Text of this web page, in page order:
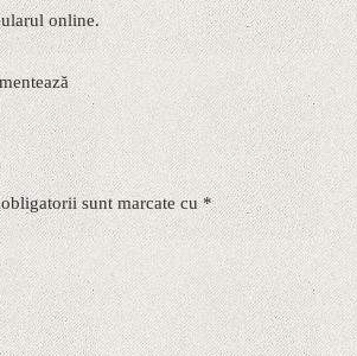
online.
sunt marcate cu *